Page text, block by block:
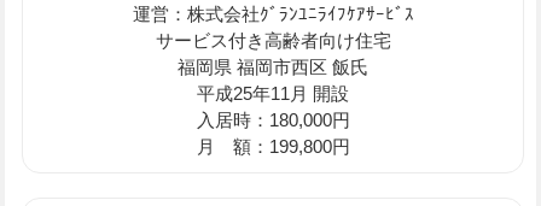
運営：株式会社ｸﾞﾗﾝﾕﾆﾗｲﾌｹｱｻｰﾋﾞｽ
サービス付き高齢者向け住宅
福岡県 福岡市西区 飯氏
平成25年11月 開設
入居時：180,000円
月 額：199,800円